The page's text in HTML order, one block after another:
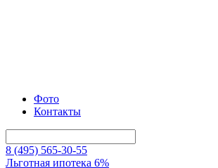
Фото
Контакты
8 (495) 565-30-55
Льготная ипотека 6%